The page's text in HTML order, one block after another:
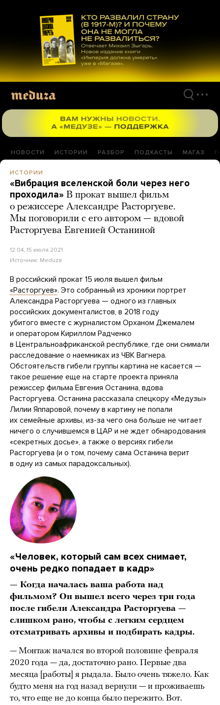
материалам
НОВОСТИ ИСТОРИИ РАЗБОР ПОДКАСТЫ МАГАЗ
ИСТОРИИ
«Вибрация вселенской боли через него
проходила» В прокат вышел фильм
о режиссере Александре Расторгуеве.
Мы поговорили с его автором — вдовой
Расторгуева Евгенией Останиной
12:04, 15 июля 2021
Источник: Meduza
В российский прокат 15 июля вышел фильм
«Расторгуев». Это собранный из хроники портрет
Александра Расторгуева — одного из главных
российских документалистов, в 2018 году
убитого вместе с журналистом Орханом Джемалем
и оператором Кириллом Радченко
в Центральноафриканской республике, где они снимали
расследование о наемниках из ЧВК Вагнера.
Обстоятельств гибели группы картина не касается —
такое решение еще на старте проекта приняла
режиссер фильма Евгения Останина, вдова
Расторгуева. Останина рассказала спецкору «Медузы»
Лилии Яппаровой, почему в картину не попали
их семейные архивы, из-за чего она больше не читает
ничего о случившемся в ЦАР и не ждет обнародования
«секретных досье», а также о версиях гибели
Расторгуева (и о том, почему сама Останина верит
в одну из самых парадоксальных).
«Человек, который сам всех снимает,
очень редко попадает в кадр»
— Когда началась ваша работа над
фильмом? Он вышел всего через три года
после гибели Александра Расторгуева —
слишком рано, чтобы с легким сердцем
отсматривать архивы и подбирать кадры.
— Монтаж начался во второй половине февраля
2020 года — да, достаточно рано. Первые два
месяца [работы] я рыдала. Было очень тяжело. Как
будто меня на год назад вернули — и проживаешь
то, что еще не до конца было пережито. Вот.